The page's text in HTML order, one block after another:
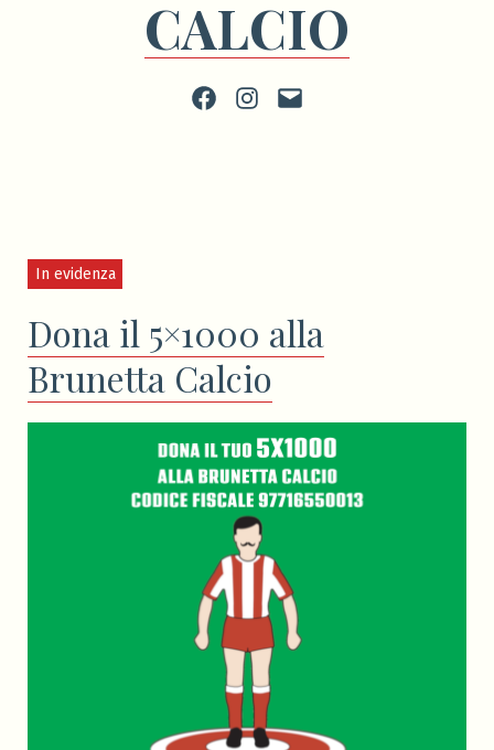
CALCIO
FacebookInstagram
scrivi
In evidenza
Dona il 5×1000 alla
Brunetta Calcio